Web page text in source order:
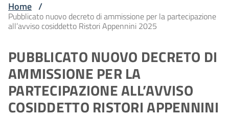
Home /
Pubblicato nuovo decreto di ammissione per la partecipazione
all’avviso cosiddetto Ristori Appennini 2025
PUBBLICATO NUOVO DECRETO DI
AMMISSIONE PER LA
PARTECIPAZIONE ALL’AVVISO
COSIDDETTO RISTORI APPENNINI